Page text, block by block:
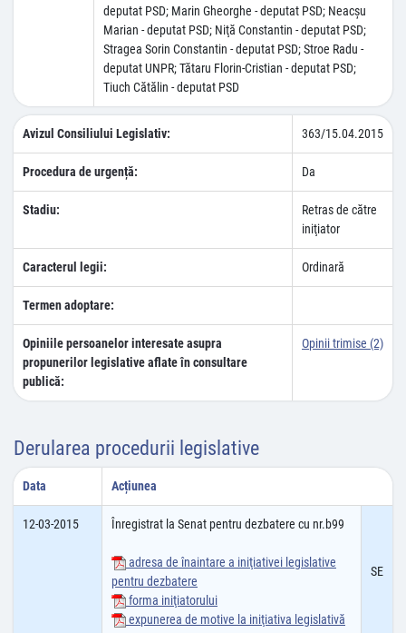
deputat PSD; Marin Gheorghe - deputat PSD; Neacşu
Marian - deputat PSD; Niţă Constantin - deputat PSD;
Stragea Sorin Constantin - deputat PSD; Stroe Radu -
deputat UNPR; Tătaru Florin-Cristian - deputat PSD;
Tiuch Cătălin - deputat PSD
Avizul Consiliului Legislativ: 363/15.04.2015
Procedura de urgență: Da
Stadiu:
Retras de către
iniţiator
Caracterul legii: Ordinară
Termen adoptare:
Opiniile persoanelor interesate asupra
propunerilor legislative aflate în consultare
publică:
Opinii trimise (2)
Derularea procedurii legislative
Data Acțiunea
12-03-2015 Înregistrat la Senat pentru dezbatere cu nr.b99
adresa de înaintare a iniţiativei legislative
pentru dezbatere
forma iniţiatorului
expunerea de motive la iniţiativa legislativă
SE